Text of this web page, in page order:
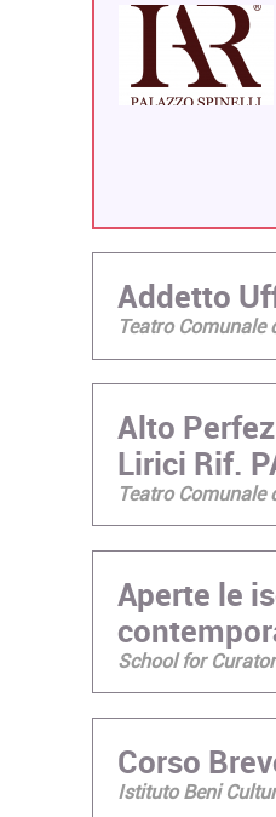
Addetto
Teatro Comunale
Alto
Lirici Rif.
Teatro Comunale
Aperte le
School for
Corso
Istituto Beni